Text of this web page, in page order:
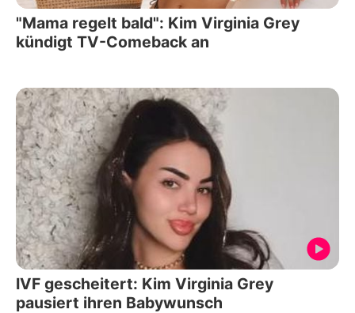
"Mama regelt bald": Kim Virginia Grey
kündigt TV-Comeback an
IVF gescheitert: Kim Virginia Grey
pausiert ihren Babywunsch